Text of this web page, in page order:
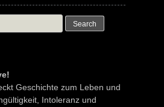
Geschichte zum Leben und
Intoleranz und